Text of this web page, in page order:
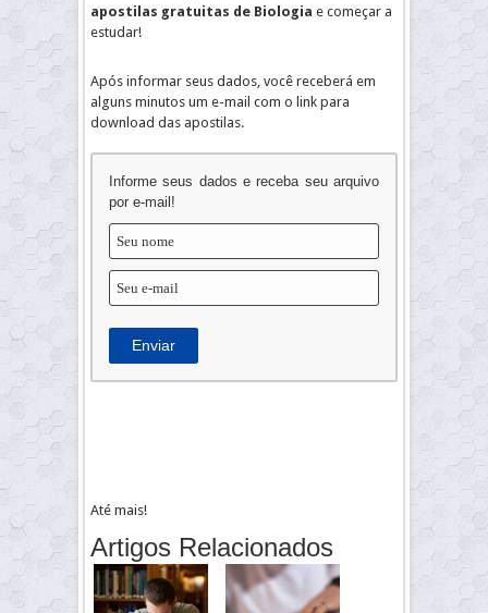
apostilas gratuitas de Biologia e começar a
estudar!
Após informar seus dados, você receberá em
alguns minutos um e-mail com o link para
download das apostilas.
Informe seus dados e receba seu arquivo
por e-mail!
Enviar
Até mais!
Artigos Relacionados